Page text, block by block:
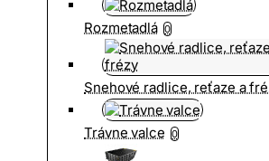
Rozmetadlá 0
Snehové radlice, reťaze a
Trávne valce 0